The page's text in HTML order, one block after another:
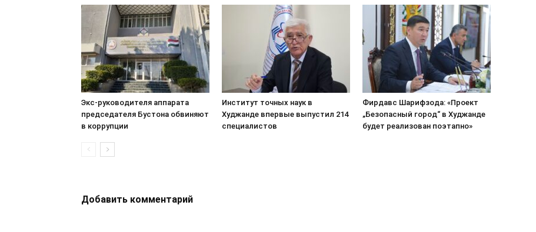
Экс-руководителя аппарата
председателя Бустона обвиняют
в коррупции
Институт точных наук в
Худжанде впервые выпустил 214
специалистов
Фирдавс Шарифзода: «Проект
„Безопасный город“ в Худжанде
будет реализован поэтапно»
Добавить комментарий